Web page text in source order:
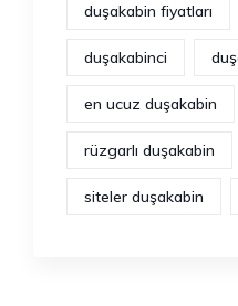
duşakabin fiyatları
duşakabinci
en ucuz duşakabin
rüzgarlı duşakabin
siteler duşakabin